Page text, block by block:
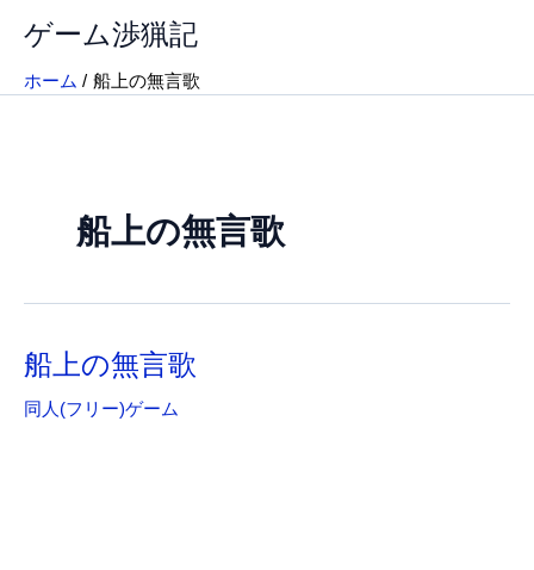
ス
ゲーム渉猟記
ホーム 船上の無言歌
船上の無言歌
船上の無言歌
同人(フリー)ゲーム